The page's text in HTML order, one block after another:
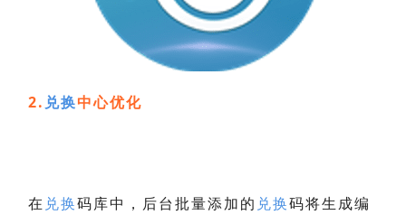
2. 兑换中心优化
在 兑换码库中，后台批量添加的 兑换码将生成编